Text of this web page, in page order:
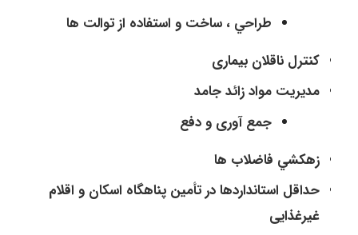
طراحي ، ساخت و استفاده از توالت ها
كنترل ناقلان بيماری
مديريت مواد زائد جامد
جمع آوری و دفع
زهكشي فاضلاب ها
حداقل استانداردها در تأمین پناهگاه اسکان و اقلام
غیرغذایی